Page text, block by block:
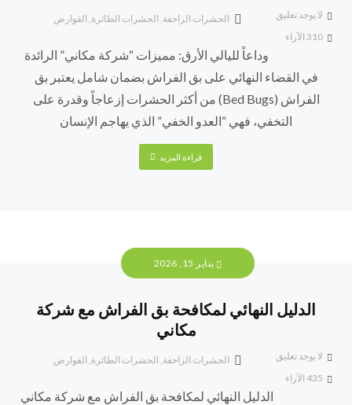
الحشرات الزاحفة, الحشرات الطائرة, القوارض
لا يوجد تعليق
الآراء
وداعاً لليالي الأرق: مميزات “شركة مكاني” الرائدة
في القضاء النهائي على بق الفراش بضمان شامل يعتبر بق
الفراش (Bed Bugs) من أكثر الحشرات إزعاجاً وقدرة على
التخفي، فهي “العدو الخفي” الذي يهاجم الإنسان
قراءة المزيد
يناير 15, 2026
الدليل النهائي لمكافحة بق الفراش مع شركة
مكاني
الحشرات الزاحفة, الحشرات الطائرة, القوارض
لا يوجد تعليق
الآراء
الدليل النهائي لمكافحة بق الفراش مع شركة مكاني